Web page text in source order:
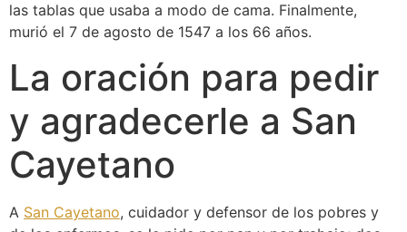
las tablas que usaba a modo de cama. Finalmente,
murió el 7 de agosto de 1547 a los 66 años.
La oración para pedir
y agradecerle a San
Cayetano
A San Cayetano, cuidador y defensor de los pobres y